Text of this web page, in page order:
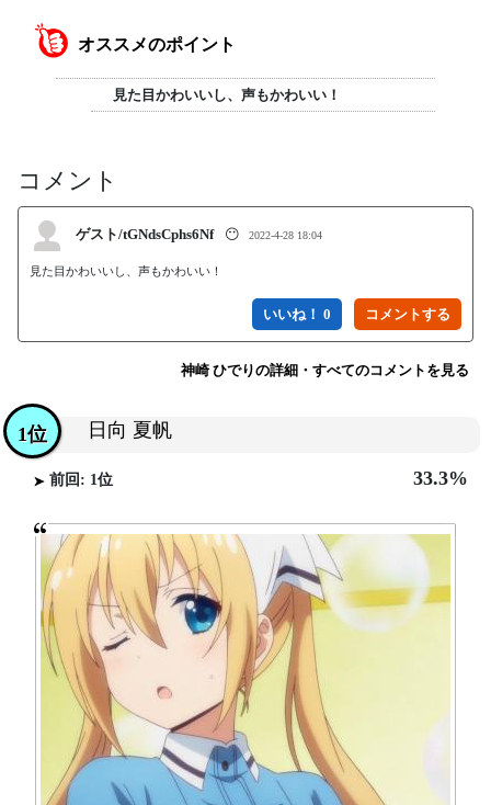
オススメのポイント
見た目かわいいし、声もかわいい！
コメント
ゲスト/tGNdsCphs6Nf 😶 2022-4-28 18:04
見た目かわいいし、声もかわいい！
いいね！ 0
神崎 ひでりの詳細・すべてのコメントを見る
日向 夏帆
1位
前回: 1位 33.3%